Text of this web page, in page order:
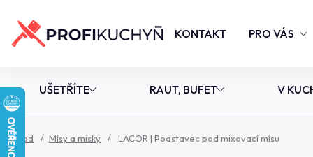
KONTAKT PRO VÁS
UŠETŘÍTE RAUT, BUFET V
Úvod Mísy a misky LACOR | Podstavec pod mixovací mísu